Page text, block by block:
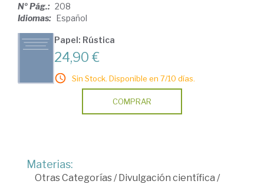
Nº Pág.: 208
Idiomas: Español
Papel: Rústica
24,90 €
Sin Stock. Disponible en 7/10 días.
COMPRAR
Materias:
Otras Categorías /Divulgación científica /